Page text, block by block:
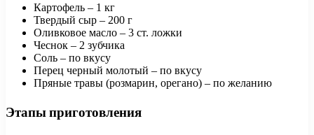
Картофель – 1 кг
Твердый сыр – 200 г
Оливковое масло – 3 ст. ложки
Чеснок – 2 зубчика
Соль – по вкусу
Перец черный молотый – по вкусу
Пряные травы (розмарин, орегано) – по желанию
Этапы приготовления